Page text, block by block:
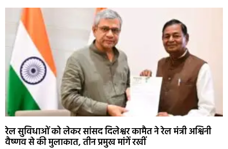
रेल सुविधाओं को लेकर सांसद दिलेश्वर कामैत ने रेल मंत्री अश्विनी
वैष्णव से की मुलाकात, तीन प्रमुख मांगें रखीं